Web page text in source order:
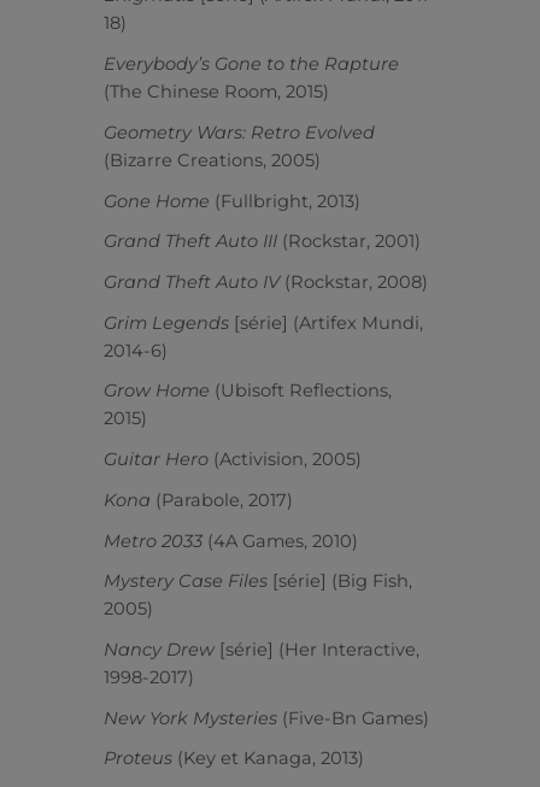
18)
Everybody’s Gone to the Rapture
(The Chinese Room, 2015)
Geometry Wars: Retro Evolved
(Bizarre Creations, 2005)
Gone Home (Fullbright, 2013)
Grand Theft Auto III (Rockstar, 2001)
Grand Theft Auto IV (Rockstar, 2008)
Grim Legends [série] (Artifex Mundi,
2014-6)
Grow Home (Ubisoft Reflections,
2015)
Guitar Hero (Activision, 2005)
Kona (Parabole, 2017)
Metro 2033 (4A Games, 2010)
Mystery Case Files [série] (Big Fish,
2005)
Nancy Drew [série] (Her Interactive,
1998-2017)
New York Mysteries (Five-Bn Games)
Proteus (Key et Kanaga, 2013)